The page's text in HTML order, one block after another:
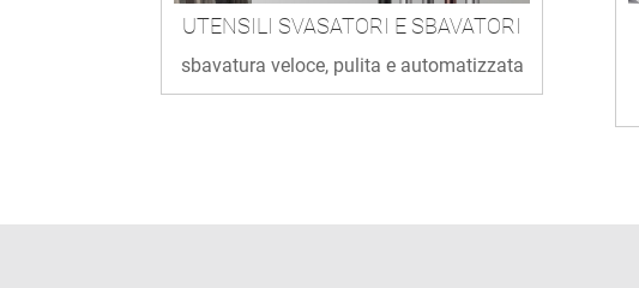
UTENSILI SVASATORI E SBAVATORI
sbavatura veloce, pulita e automatizzata